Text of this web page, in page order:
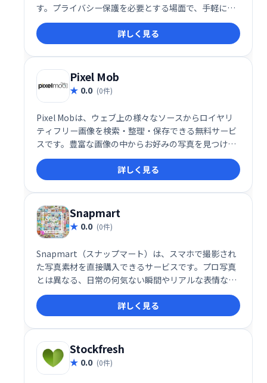
す。プライバシー保護を必要とする場面で、手軽に匿
名化された画像を作成できます。
詳しく見る
Pixel Mob
0.0 (0件)
Pixel Mobは、ウェブ上の様々なソースからロイヤリ
ティフリー画像を検索・整理・保存できる無料サービ
スです。豊富な画像の中からお好みの写真を見つけ出
し、簡単にプロジェクトに取り入れることができま
す。面倒な著作権確認も不要で、クリエイティブな作
業をスムーズに進められます。
詳しく見る
Snapmart
0.0 (0件)
Snapmart（スナップマート）は、スマホで撮影され
た写真素材を直接購入できるサービスです。プロ写真
とは異なる、日常の何気ない瞬間やリアルな表情な
ど、ユーザーが投稿したナチュラルな写真素材が多数
掲載されています。手軽に、ありのままの素材を探せ
るのが魅力です。多様な写真素材で、あなたの作品を
より豊かに彩りませんか？
詳しく見る
Stockfresh
0.0 (0件)